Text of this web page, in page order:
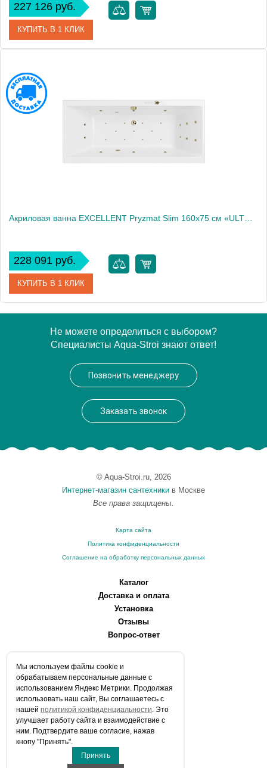
227 126 руб.
КУПИТЬ В 1 КЛИК
Артикул
Производитель
228 091 руб.
КУПИТЬ В 1 КЛИК
WAEX.PRY16S.ULTRA.BR
Производитель
Не можете определиться с выбором?
Специалисты Aqua-Stroi знают ответ!
Позвонить менеджеру
Заказать звонок
© Aqua-Stroi.ru, 2026
Интернет-магазин сантехники в Москве
Все права защищены.
Карта сайта
Политика конфиденциальности
Соглашение на обработку персональных данных
Каталог
Доставка и оплата
Установка
Отзывы
Вопрос-ответ
Сервисные центры
Контакты
Статьи
Телефоны:
E-mail:info@aqua-stroi.ru
Мы используем файлы сookie и
обрабатываем персональные данные с
использованием Яндекс Метрики. Продолжая
использовать наш сайт, Вы соглашаетесь с
нашей политикой конфиденциальности. Это
улучшает работу сайта и взаимодействие с
ним. Подтвердите ваше согласие, нажав
кнопу "Принять".
Принять